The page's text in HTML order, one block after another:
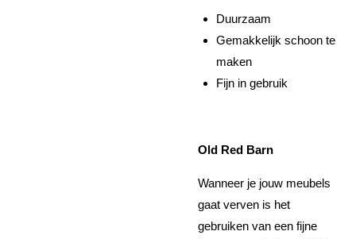
Duurzaam
Gemakkelijk schoon te
maken
Fijn in gebruik
Old Red Barn
Wanneer je jouw meubels
gaat verven is het
gebruiken van een fijne